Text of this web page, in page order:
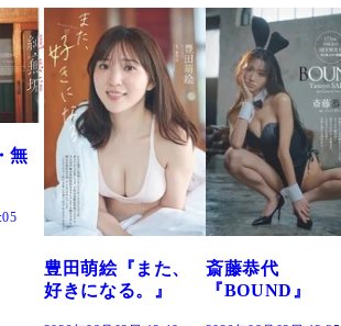
斎藤恭代
『BOUND』
咲田ゆな
『Sunflower』